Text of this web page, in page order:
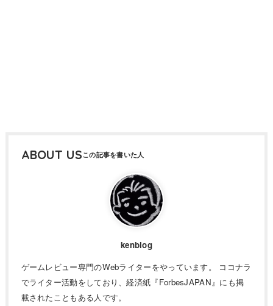
ABOUT US
kenblog
ゲームレビュー専門のWebライターをやっています。 ココナラ
でライター活動をしており、経済紙『ForbesJAPAN』にも掲
載されたこともある人です。